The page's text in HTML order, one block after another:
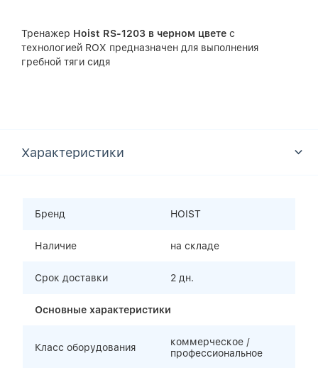
Тренажер Hoist RS-1203 в черном цвете с
технологией ROX предназначен для выполнения
гребной тяги сидя
Характеристики
Бренд HOIST
Наличие на складе
Срок доставки 2 дн.
Основные характеристики
Класс оборудования
коммерческое /
профессиональное